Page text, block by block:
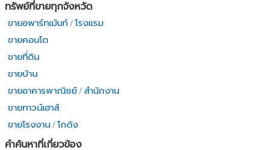
ทรัพย์ที่ขายทุกจังหวัด
ขายอพาร์ทเม้นท์ / โรงแรม
ขายคอนโด
ขายที่ดิน
ขายบ้าน
ขายอาคารพาณิชย์ / สำนักงาน
ขายทาวน์เฮาส์
ขายโรงงาน / โกดัง
คำค้นหาที่เกี่ยวข้อง